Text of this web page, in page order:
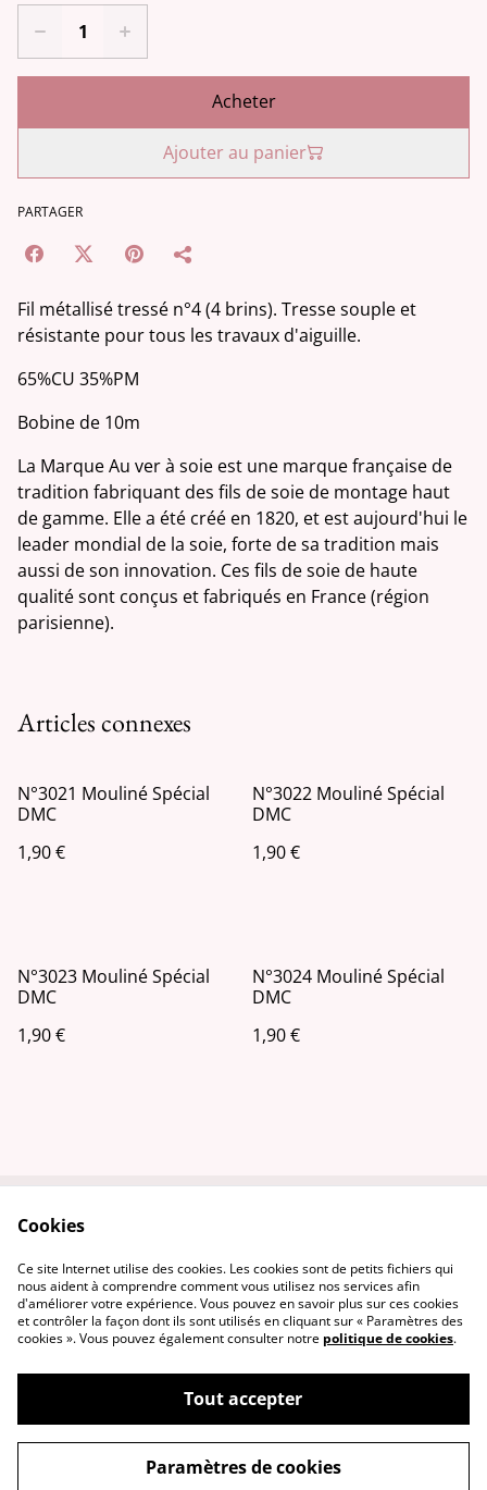
Acheter
Ajouter au panier
PARTAGER
Fil métallisé tressé n°4 (4 brins). Tresse souple et
résistante pour tous les travaux d'aiguille.
65%CU 35%PM
Bobine de 10m
La Marque Au ver à soie est une marque française de
tradition fabriquant des fils de soie de montage haut
de gamme. Elle a été créé en 1820, et est aujourd'hui le
leader mondial de la soie, forte de sa tradition mais
aussi de son innovation. Ces fils de soie de haute
qualité sont conçus et fabriqués en France (région
parisienne).
Articles connexes
N°3021 Mouliné Spécial
DMC
1,90 €
N°3022 Mouliné Spécial
DMC
1,90 €
N°3023 Mouliné Spécial
DMC
1,90 €
N°3024 Mouliné Spécial
DMC
1,90 €
Politique de
confidentialité
Politique de cookies
©2026L'ENTETEE - Tissus & Mercerie
powered by
Cookies
Ce site Internet utilise des cookies. Les cookies sont de petits fichiers qui
nous aident à comprendre comment vous utilisez nos services afin
d'améliorer votre expérience. Vous pouvez en savoir plus sur ces cookies
et contrôler la façon dont ils sont utilisés en cliquant sur « Paramètres des
cookies ». Vous pouvez également consulter notre politique de cookies.
Tout accepter
Paramètres de cookies